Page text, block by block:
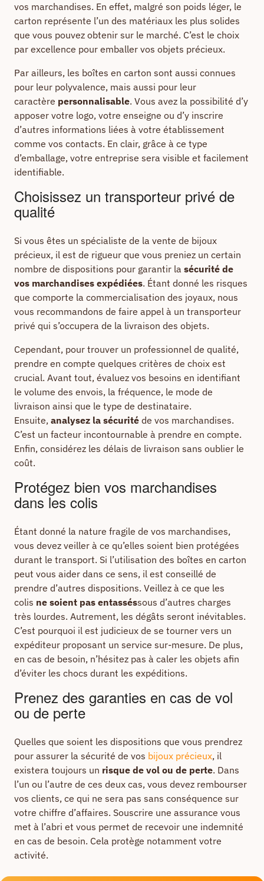
vos marchandises. En effet, malgré son poids léger, le
carton représente l’un des matériaux les plus solides
que vous pouvez obtenir sur le marché. C’est le choix
par excellence pour emballer vos objets précieux.
Par ailleurs, les boîtes en carton sont aussi connues
pour leur polyvalence, mais aussi pour leur
caractère personnalisable. Vous avez la possibilité d’y
apposer votre logo, votre enseigne ou d’y inscrire
d’autres informations liées à votre établissement
comme vos contacts. En clair, grâce à ce type
d’emballage, votre entreprise sera visible et facilement
identifiable.
Choisissez un transporteur privé de
qualité
Si vous êtes un spécialiste de la vente de bijoux
précieux, il est de rigueur que vous preniez un certain
nombre de dispositions pour garantir la sécurité de
vos marchandises expédiées. Étant donné les risques
que comporte la commercialisation des joyaux, nous
vous recommandons de faire appel à un transporteur
privé qui s’occupera de la livraison des objets.
Cependant, pour trouver un professionnel de qualité,
prendre en compte quelques critères de choix est
crucial. Avant tout, évaluez vos besoins en identifiant
le volume des envois, la fréquence, le mode de
livraison ainsi que le type de destinataire.
Ensuite, analysez la sécurité de vos marchandises.
C’est un facteur incontournable à prendre en compte.
Enfin, considérez les délais de livraison sans oublier le
coût.
Protégez bien vos marchandises
dans les colis
Étant donné la nature fragile de vos marchandises,
vous devez veiller à ce qu’elles soient bien protégées
durant le transport. Si l’utilisation des boîtes en carton
peut vous aider dans ce sens, il est conseillé de
prendre d’autres dispositions. Veillez à ce que les
colis ne soient pas entasséssous d’autres charges
très lourdes. Autrement, les dégâts seront inévitables.
C’est pourquoi il est judicieux de se tourner vers un
expéditeur proposant un service sur-mesure. De plus,
en cas de besoin, n’hésitez pas à caler les objets afin
d’éviter les chocs durant les expéditions.
Prenez des garanties en cas de vol
ou de perte
Quelles que soient les dispositions que vous prendrez
pour assurer la sécurité de vos bijoux précieux, il
existera toujours un risque de vol ou de perte. Dans
l’un ou l’autre de ces deux cas, vous devez rembourser
vos clients, ce qui ne sera pas sans conséquence sur
votre chiffre d’affaires. Souscrire une assurance vous
met à l’abri et vous permet de recevoir une indemnité
en cas de besoin. Cela protège notamment votre
activité.